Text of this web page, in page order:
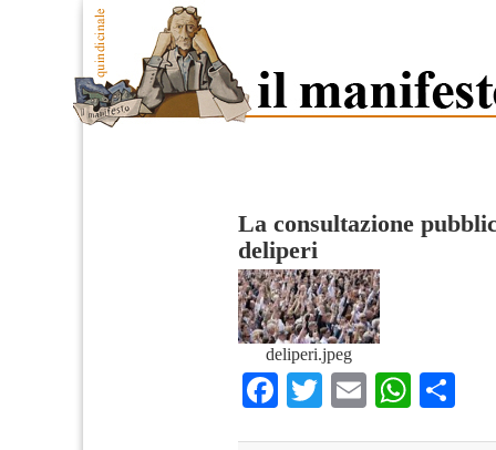
La consultazione
deliperi
deliperi.jpeg
Facebook
Twitter
Email